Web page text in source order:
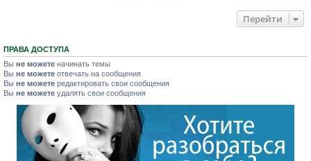
Перейти
ПРАВА ДОСТУПА
Вы не можете начинать темы
Вы не можете отвечать на сообщения
Вы не можете редактировать свои сообщения
Вы не можете удалять свои сообщения